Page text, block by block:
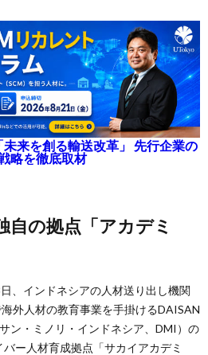
来を創る輸送改革」 先行企業の
略を徹底取材
、インドネシアの人材送り出し機関
外人材の教育事業を手掛けるDAISAN
ン・ミノリ・インドネシア、DMI）の
ー人材育成拠点「サカイアカデミ